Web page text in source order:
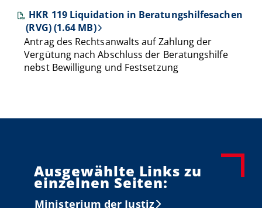
HKR 119 Liquidation in Beratungshilfesachen
(RVG) (1.64 MB)
Antrag des Rechtsanwalts auf Zahlung der
Vergütung nach Abschluss der Beratungshilfe
nebst Bewilligung und Festsetzung
Ausgewählte Links zu
einzelnen Seiten:
Ministerium der Justiz